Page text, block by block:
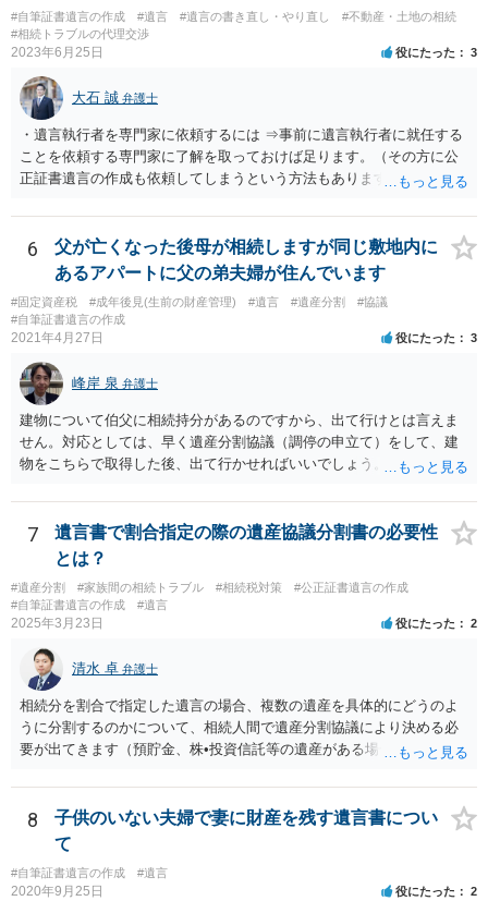
#自筆証書遺言の作成 #遺言 #遺言の書き直し・やり直し
#不動産・土地の相続
#相続トラブルの代理交渉
2023年6月25日 役にたった 3
大石 誠 弁護士
・遺言執行者を専門家に依頼するには ⇒事前に遺言執行者に就任する
ことを依頼する専門家に了解を取っておけば足ります。（その方に公
正証書遺言の作成も依頼してしまうという方法もあります） 事前に了
ません。 遺言執行者に就任し、遺言執行が完了したときの報酬だけ、
弁護士費用としてかかります。 ・亡くなった際に、法務局に預けた自
筆証書遺言の存在を親族がなかったものにされる可能性 ⇒自筆の遺言
書を法務局に保管した場合、死亡後、法務局に遺言書の有無を照会す
ることになりますので、「法務局に預けた自筆証書遺言の存在を親族
がなかったもの」にすることはできません。 存在をなかったものにす
がありえますが、その予防方法は、遺言者と面談してみないと判断が
難しいです。
6
父が亡くなった後母が相続しますが同じ敷地内に
あるアパートに父の弟夫婦が住んでいます
#固定資産税 #成年後見(生前の財産管理) #遺言 #遺産分割
#協議
#自筆証書遺言の作成
2021年4月27日 役にたった 3
峰岸 泉 弁護士
建物について伯父に相続持分があるのですから、出て行けとは言えま
せん。対応としては、早く遺産分割協議（調停の申立て）をして、建
物をこちらで取得した後、出て行かせればいいでしょう。 建物の固定
っていない部分については請求すればいいと思います。 なお、家賃に
ついては、お父様自身が遺産分割手続をしなかったのですから、あき
らめるしかないと思います。
7
遺言書で割合指定の際の遺産協議分割書の必要性
とは？
#遺産分割 #家族間の相続トラブル #相続税対策
#公正証書遺言の作成
#自筆証書遺言の作成
#遺言
2025年3月23日 役にたった 2
清水 卓 弁護士
相続分を割合で指定した遺言の場合、複数の遺産を具体的にどうのよ
うに分割するのかについて、相続人間で遺産分割協議により決める必
要が出てきます（預貯金、株•投資信託等の遺産がある場合に、どの遺
投資信託は他の相続人にというような分け方をするのか等について
は、相続人間で遺産分割協議により決める必要があります）。
8
子供のいない夫婦で妻に財産を残す遺言書につい
て
#自筆証書遺言の作成 #遺言
2020年9月25日 役にたった 2